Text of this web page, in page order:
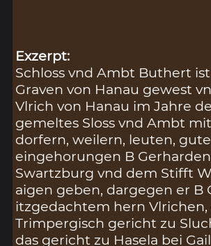
Exzerpt:
Schloss vnd Ambt Buthert
Graven von Hanau gewest
Vlrich von Hanau im Jahre
gemeltes Sloss vnd Ambt
dorfern, weilern, leuten,
eingehorungen B
Swartzburg vnd dem Stifft
aigen geben, dargegen er B
itzgedachtem hern Vlrichen,
Trimpergisch gericht zu
das gericht zu Hasela bei